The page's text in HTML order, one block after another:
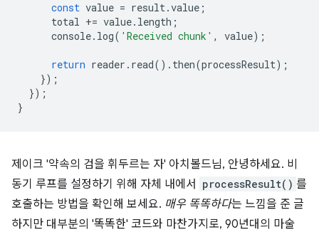
const value = result.value ;
total += value. length ;
console. log( 'Received chunk' , value);
return reader . read(). then(processResult);
});
});
}
제이크 '약속의 검을 휘두르는 자' 아치볼드님, 안녕하세요. 비
동기 루프를 설정하기 위해 자체 내에서
processResult() 를
호출하는 방법을 확인해 보세요. 매우 똑똑하다는 느낌을 준 글
하지만 대부분의 '똑똑한' 코드와 마찬가지로, 90년대의 마술